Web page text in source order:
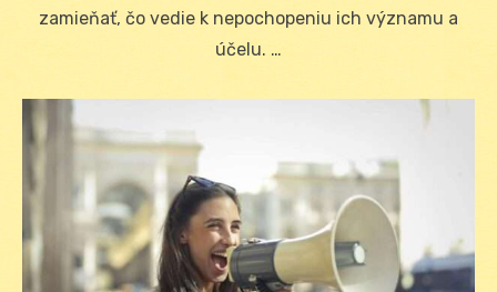
zamieňať, čo vedie k nepochopeniu ich významu a
účelu. …